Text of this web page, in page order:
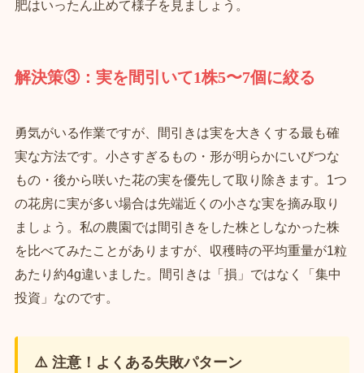
肥はいったん止めて様子を見ましょう。
解決策③：実を間引いて1株5〜7個に絞る
勇気がいる作業ですが、間引きは実を大きくする最も確
実な方法です。小さすぎるもの・形が明らかにいびつな
もの・後から咲いた花の実を優先して取り除きます。1つ
の花房に実が多い場合は先端近くの小さな実を摘み取り
ましょう。私の農園では間引きをした株としなかった株
を比べてみたことがありますが、収穫時の平均重量が1粒
あたり約4g違いました。間引きは「損」ではなく「集中
投資」なのです。
⚠️ 注意！よくある失敗パターン